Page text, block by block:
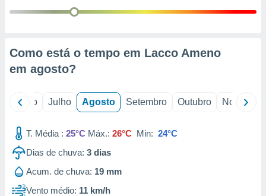
1199
Como está o tempo em Lacco Ameno
em agosto?
Junho Julho Agosto Setembro Outubro Novembro
T. Média : 25°C Máx.: 26°C Min: 24°C
Dias de chuva: 3 dias
Acum. de chuva: 19 mm
Vento médio: 11 km/h